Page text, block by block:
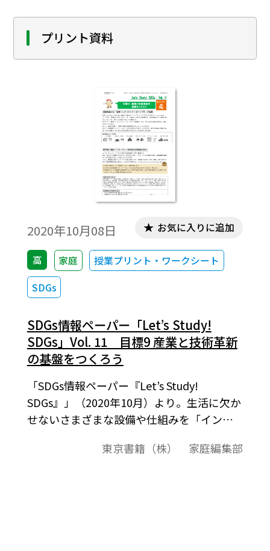
プリント資料
2020年10月08日
高 家庭
授業プリント・ワークシート
SDGs
お気に入りに追加
SDGs情報ペーパー「Let’s Study!
SDGs」Vol. 11 目標9 産業と技術革新
の基盤をつくろう
「SDGs情報ペーパー『Let’s Study!
SDGs』」（2020年10月）より。生活に欠か
せないさまざまな設備や仕組みを「インフ
す。インフラは，整備されるだけでなく，ず
東京書籍（株） 家庭編集部